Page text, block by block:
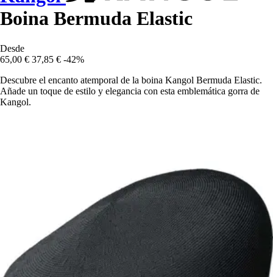
Boina Bermuda Elastic
Desde
65,00 € 37,85 € -42%
Descubre el encanto atemporal de la boina Kangol Bermuda Elastic.
Añade un toque de estilo y elegancia con esta emblemática gorra de
Kangol.